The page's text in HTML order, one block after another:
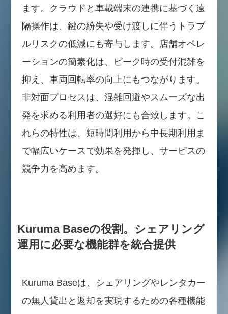
ます。クラウドと車載端末の連携に基づく遠
隔操作は、鍵の紛失や受け渡しに伴うトラブ
ルリスクの低減にも寄与します。店舗オペレ
ーションの簡素化は、ピーク時の受付混雑を
抑え、車両回転率の向上にもつながります。
非対面プロセスは、混雑回避やスムーズな出
発を求める利用者の選好にも合致します。こ
れらの特性は、短時間利用から中長期利用ま
で幅広いケースで効果を発揮し、サービスの
競争力を高めます。
Kuruma Baseの役割。シェアリング
運用に必要な機能群を統合提供
Kuruma Baseは、シェアリングやレンタカー
の無人貸出と返却を実現するための各種機能